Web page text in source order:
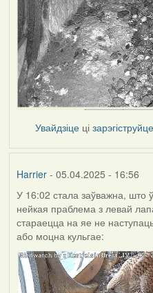
Увайдзіце ці
Harrier- 05.04.2025 - 16:56
У 16:02 стала заўважна, што
нейкая праблема з левай
стараецца на яе не наступаць
або моцна кульгае: